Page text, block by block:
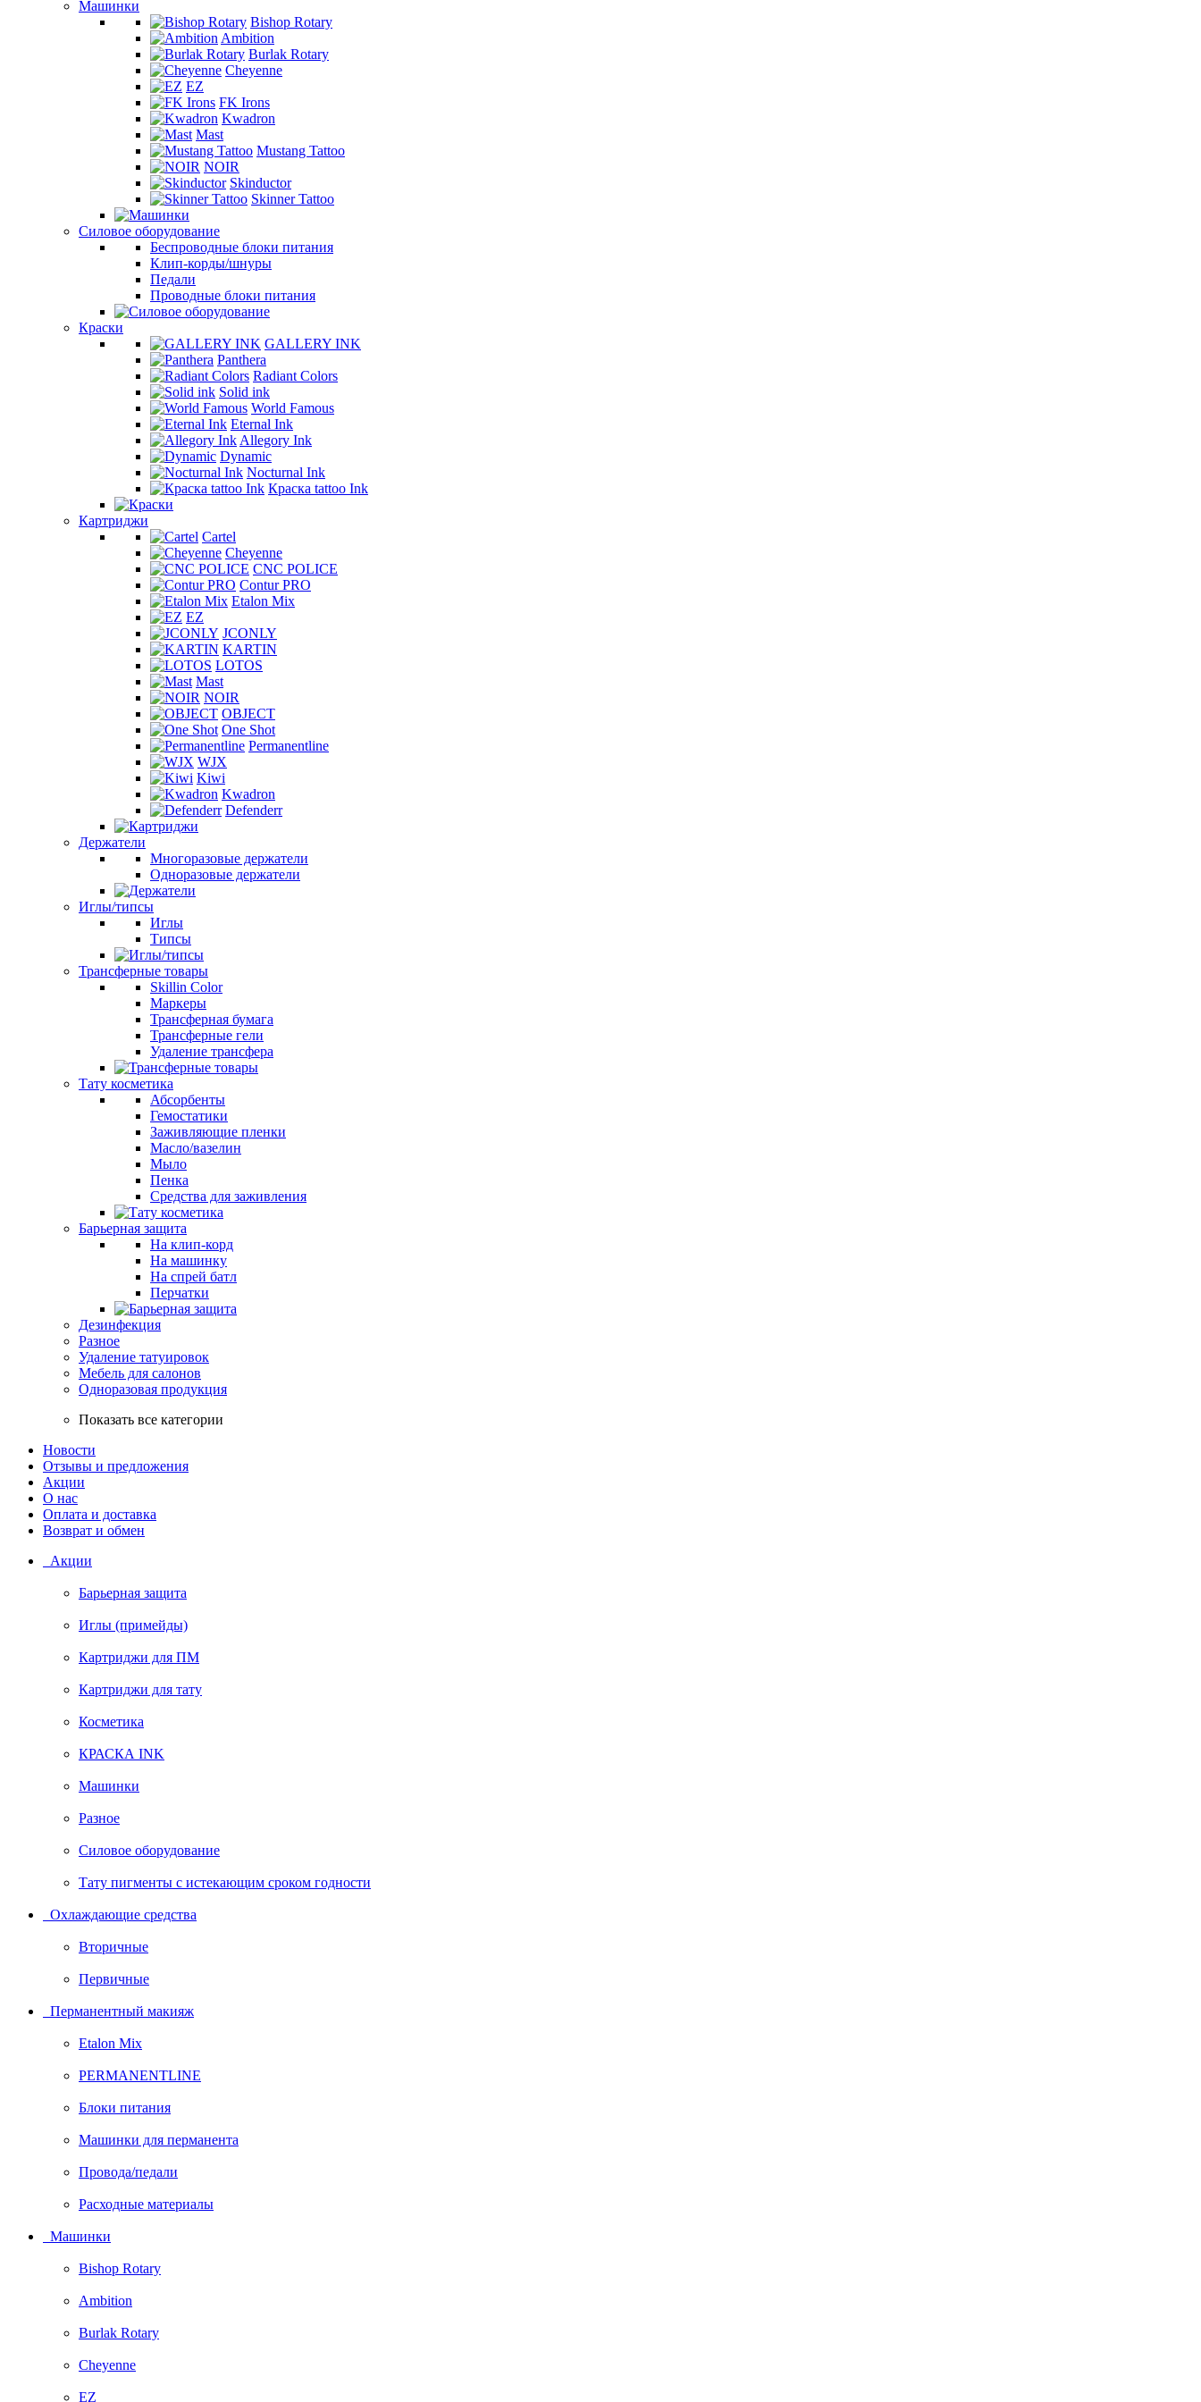
Машинки
Bishop Rotary
Ambition
Burlak Rotary
Cheyenne
EZ
FK Irons
Kwadron
Mast
Mustang Tattoo
NOIR
Skinductor
Skinner Tattoo
Силовое оборудование
Беспроводные блоки питания
Клип-корды/шнуры
Педали
Проводные блоки питания
Краски
GALLERY INK
Panthera
Radiant Colors
Solid ink
World Famous
Eternal Ink
Allegory Ink
Dynamic
Nocturnal Ink
Краска tattoo Ink
Картриджи
Cartel
Cheyenne
CNC POLICE
Contur PRO
Etalon Mix
EZ
JCONLY
KARTIN
LOTOS
Mast
NOIR
OBJECT
One Shot
Permanentline
WJX
Kiwi
Kwadron
Defenderr
Держатели
Многоразовые держатели
Одноразовые держатели
Иглы/типсы
Иглы
Типсы
Трансферные товары
Skillin Color
Маркеры
Трансферная бумага
Трансферные гели
Удаление трансфера
Тату косметика
Абсорбенты
Гемостатики
Заживляющие пленки
Масло/вазелин
Мыло
Пенка
Средства для заживления
Барьерная защита
На клип-корд
На машинку
На спрей батл
Перчатки
Дезинфекция
Разное
Удаление татуировок
Мебель для салонов
Одноразовая продукция
Показать все категории
Новости
Отзывы и предложения
Акции
О нас
Оплата и доставка
Возврат и обмен
Акции
Барьерная защита
Иглы (примейды)
Картриджи для ПМ
Картриджи для тату
Косметика
КРАСКА INK
Машинки
Разное
Силовое оборудование
Тату пигменты с истекающим сроком годности
Охлаждающие средства
Вторичные
Первичные
Перманентный макияж
Etalon Mix
PERMANENTLINE
Блоки питания
Машинки для перманента
Провода/педали
Расходные материалы
Машинки
Bishop Rotary
Ambition
Burlak Rotary
Cheyenne
EZ